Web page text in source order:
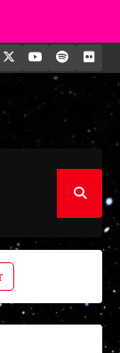
ido ganando un
YOUTUBE
SPOTIFY